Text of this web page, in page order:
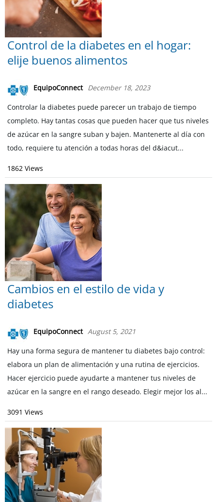
Control de la diabetes en el hogar:
elije buenos alimentos
EquipoConnect December 18, 2023
Controlar la diabetes puede parecer un trabajo de tiempo
completo. Hay tantas cosas que pueden hacer que tus niveles
de azúcar en la sangre suban y bajen. Mantenerte al día con
todo, requiere tu atención a todas horas del d&iacut...
1862 Views
Cambios en el estilo de vida y
diabetes
EquipoConnect August 5, 2021
Hay una forma segura de mantener tu diabetes bajo control:
elabora un plan de alimentación y una rutina de ejercicios.
Hacer ejercicio puede ayudarte a mantener tus niveles de
azúcar en la sangre en el rango deseado. Elegir mejor los al...
3091 Views